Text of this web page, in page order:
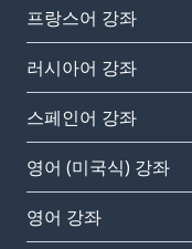
프랑스어 강좌
러시아어 강좌
스페인어 강좌
영어 (미국식) 강좌
영어 강좌